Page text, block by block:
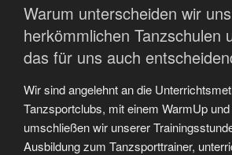
Warum unterscheiden wir
herkömmlichen Tanzschulen
das für uns auch
Wir sind angelehnt an die
Tanzsportclubs, mit einem WarmUp
umschließen wir unserer
Ausbildung zum Tanzsporttrainer,